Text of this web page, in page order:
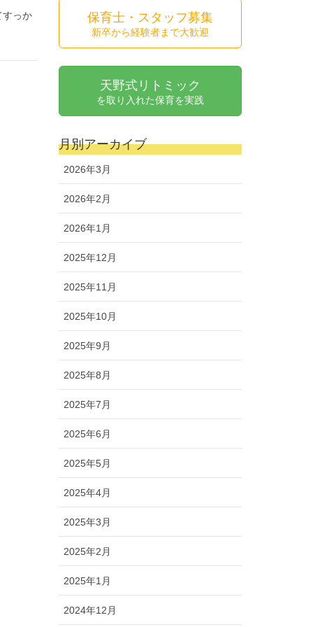
すっか 保育士・スタッフ募集
新卒から経験者まで大歓迎
天野式リトミック
を取り入れた保育を実践
月別アーカイブ
2026年3月
2026年2月
2026年1月
2025年12月
2025年11月
2025年10月
2025年9月
2025年8月
2025年7月
2025年6月
2025年5月
2025年4月
2025年3月
2025年2月
2025年1月
2024年12月